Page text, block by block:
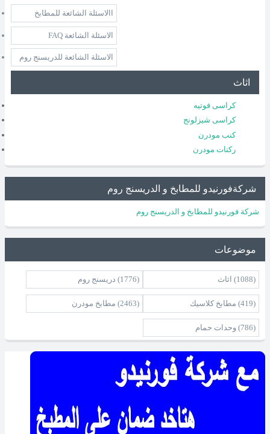
االاسئلة الشائعة للمطابخ
الاسئلة الشائعة FAQ
الاسئلة الشائعة للدريسنج روم
اثاث
كراسى فوتيه
كراسى شيزلونج
كنب مودرن
ركنات مودرن
شركةفورنيدو للمطابخ و الدريسنج روم
شركة فورنيدو للمطابخ و الدريسنج روم
موضوعات
اثاث (1088) دريسنج روم (1776)
مطابخ كلاسيك (419) مطابخ مودرن (2463)
وحدات حمام (786)